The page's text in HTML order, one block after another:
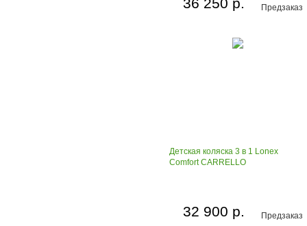
Предзаказ
Детская коляска 3 в 1 Lonex
Comfort CARRELLO
Предзаказ
32 900 р.